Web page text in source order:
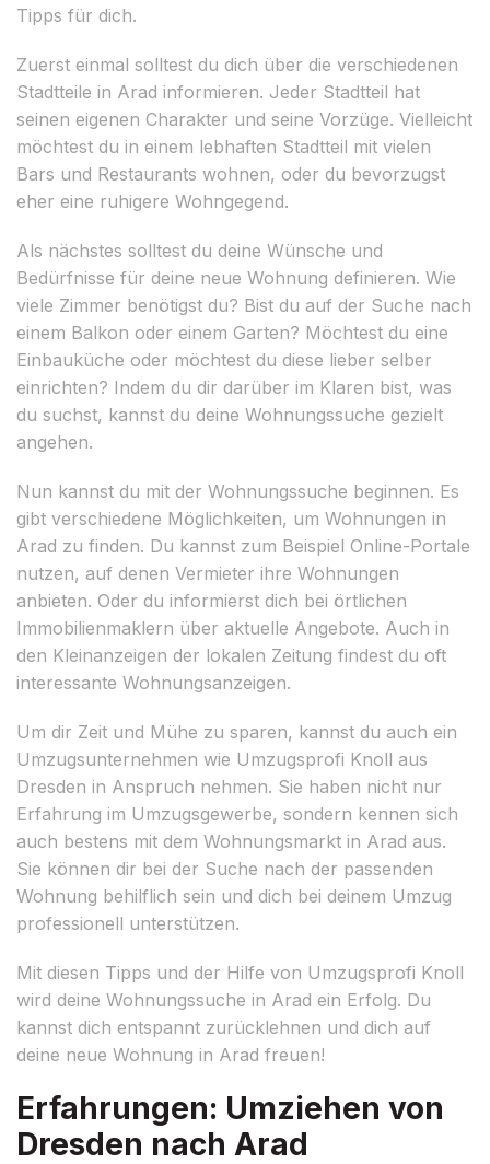
Tipps für dich.
Zuerst einmal solltest du dich über die verschiedenen
Stadtteile in Arad informieren. Jeder Stadtteil hat
seinen eigenen Charakter und seine Vorzüge. Vielleicht
möchtest du in einem lebhaften Stadtteil mit vielen
Bars und Restaurants wohnen, oder du bevorzugst
eher eine ruhigere Wohngegend.
Als nächstes solltest du deine Wünsche und
Bedürfnisse für deine neue Wohnung definieren. Wie
viele Zimmer benötigst du? Bist du auf der Suche nach
einem Balkon oder einem Garten? Möchtest du eine
Einbauküche oder möchtest du diese lieber selber
einrichten? Indem du dir darüber im Klaren bist, was
du suchst, kannst du deine Wohnungssuche gezielt
angehen.
Nun kannst du mit der Wohnungssuche beginnen. Es
gibt verschiedene Möglichkeiten, um Wohnungen in
Arad zu finden. Du kannst zum Beispiel Online-Portale
nutzen, auf denen Vermieter ihre Wohnungen
anbieten. Oder du informierst dich bei örtlichen
Immobilienmaklern über aktuelle Angebote. Auch in
den Kleinanzeigen der lokalen Zeitung findest du oft
interessante Wohnungsanzeigen.
Um dir Zeit und Mühe zu sparen, kannst du auch ein
Umzugsunternehmen wie Umzugsprofi Knoll aus
Dresden in Anspruch nehmen. Sie haben nicht nur
Erfahrung im Umzugsgewerbe, sondern kennen sich
auch bestens mit dem Wohnungsmarkt in Arad aus.
Sie können dir bei der Suche nach der passenden
Wohnung behilflich sein und dich bei deinem Umzug
professionell unterstützen.
Mit diesen Tipps und der Hilfe von Umzugsprofi Knoll
wird deine Wohnungssuche in Arad ein Erfolg. Du
kannst dich entspannt zurücklehnen und dich auf
deine neue Wohnung in Arad freuen!
Erfahrungen: Umziehen von
Dresden nach Arad